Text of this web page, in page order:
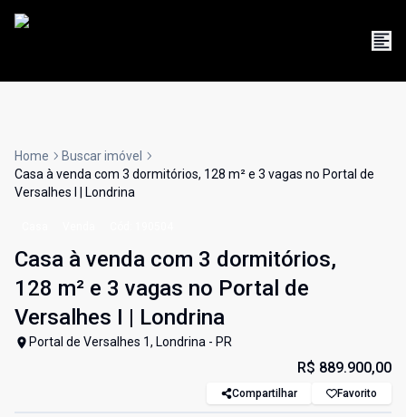
Home
Buscar imóvel
Casa à venda com 3 dormitórios, 128 m² e 3 vagas no Portal de
Versalhes I | Londrina
Casa à venda com 3 dormitórios,
128 m² e 3 vagas no Portal de
Versalhes I | Londrina
Portal de Versalhes 1, Londrina - PR
R$ 889.900,00
Compartilhar Favorito